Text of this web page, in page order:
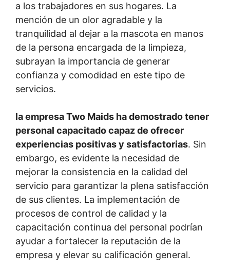
a los trabajadores en sus hogares. La
mención de un olor agradable y la
tranquilidad al dejar a la mascota en manos
de la persona encargada de la limpieza,
subrayan la importancia de generar
confianza y comodidad en este tipo de
servicios.
la empresa Two Maids ha demostrado tener
personal capacitado capaz de ofrecer
experiencias positivas y satisfactorias. Sin
embargo, es evidente la necesidad de
mejorar la consistencia en la calidad del
servicio para garantizar la plena satisfacción
de sus clientes. La implementación de
procesos de control de calidad y la
capacitación continua del personal podrían
ayudar a fortalecer la reputación de la
empresa y elevar su calificación general.